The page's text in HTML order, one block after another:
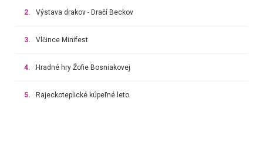
2. Výstava drakov - Dračí Beckov
3. Vlčince Minifest
4. Hradné hry Žofie Bosniakovej
5. Rajeckoteplické kúpeľné leto